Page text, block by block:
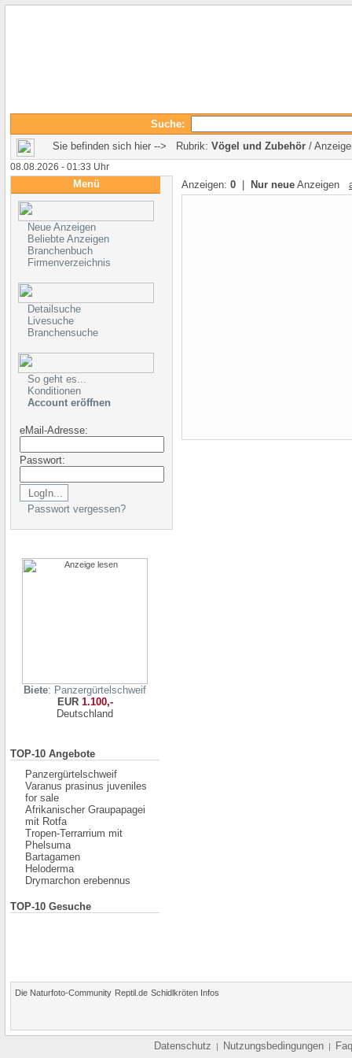
Suche:
Sie befinden sich hier --> Rubrik: Vögel und Zubehör /
08.08.2026 - 01:33 Uhr
Menü
Neue Anzeigen
Beliebte Anzeigen
Branchenbuch
Firmenverzeichnis
Detailsuche
Livesuche
Branchensuche
So geht es...
Konditionen
Account eröffnen
eMail-Adresse:
Passwort:
Passwort vergessen?
Biete: Panzergürtelschweif
EUR1.100,-
Deutschland
TOP-10 Angebote
Panzergürtelschweif
Varanus prasinus juveniles
for sale
Afrikanischer Graupapagei
mit Rotfa
Tropen-Terrarrium mit
Phelsuma
Bartagamen
Heloderma
Drymarchon erebennus
TOP-10 Gesuche
Anzeigen: 0 Nur neue Anzeigen
Die Naturfoto-Community Reptil.de Schidlkröten Infos
Datenschutz | Nutzungsbedingungen | Faq